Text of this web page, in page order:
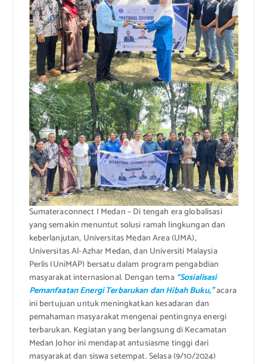
Sumateraconnect I Medan – Di tengah era globalisasi
yang semakin menuntut solusi ramah lingkungan dan
keberlanjutan, Universitas Medan Area (UMA),
Universitas Al-Azhar Medan, dan Universiti Malaysia
Perlis (UniMAP) bersatu dalam program pengabdian
masyarakat internasional. Dengan tema“Sosialisasi
Pemanfaatan Energi Terbarukan dan Hibah Buku,”acara
ini bertujuan untuk meningkatkan kesadaran dan
pemahaman masyarakat mengenai pentingnya energi
terbarukan. Kegiatan yang berlangsung di Kecamatan
Medan Johor ini mendapat antusiasme tinggi dari
masyarakat dan siswa setempat. Selasa (9/10/2024)